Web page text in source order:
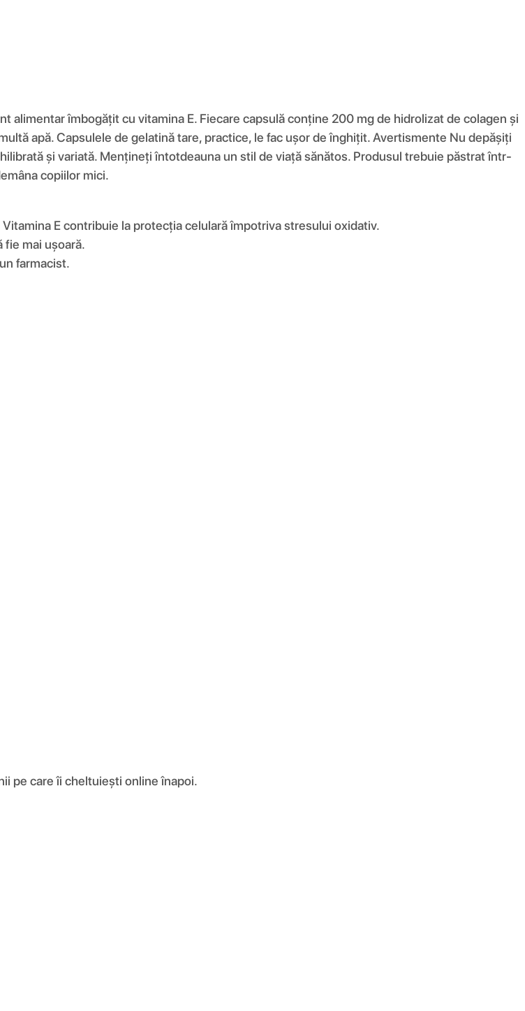
alimentar îmbogățit cu vitamina E. Fiecare capsulă conține 200 mg de hidrolizat de colagen și
apă. Capsulele de gelatină tare, practice, le fac ușor de înghițit. Avertismente Nu depășiți
și variată. Mențineți întotdeauna un stil de viață sănătos. Produsul trebuie păstrat într-
copiilor mici.
E contribuie la protecția celulară împotriva stresului oxidativ.
fie mai ușoară.
farmacist.
pe care îi cheltuiești online înapoi.